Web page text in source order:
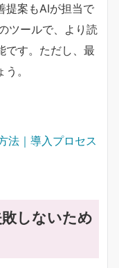
提案もAIが担当で
ツールで、より読
です。ただし、最
。
法｜導入プロセス
しないため